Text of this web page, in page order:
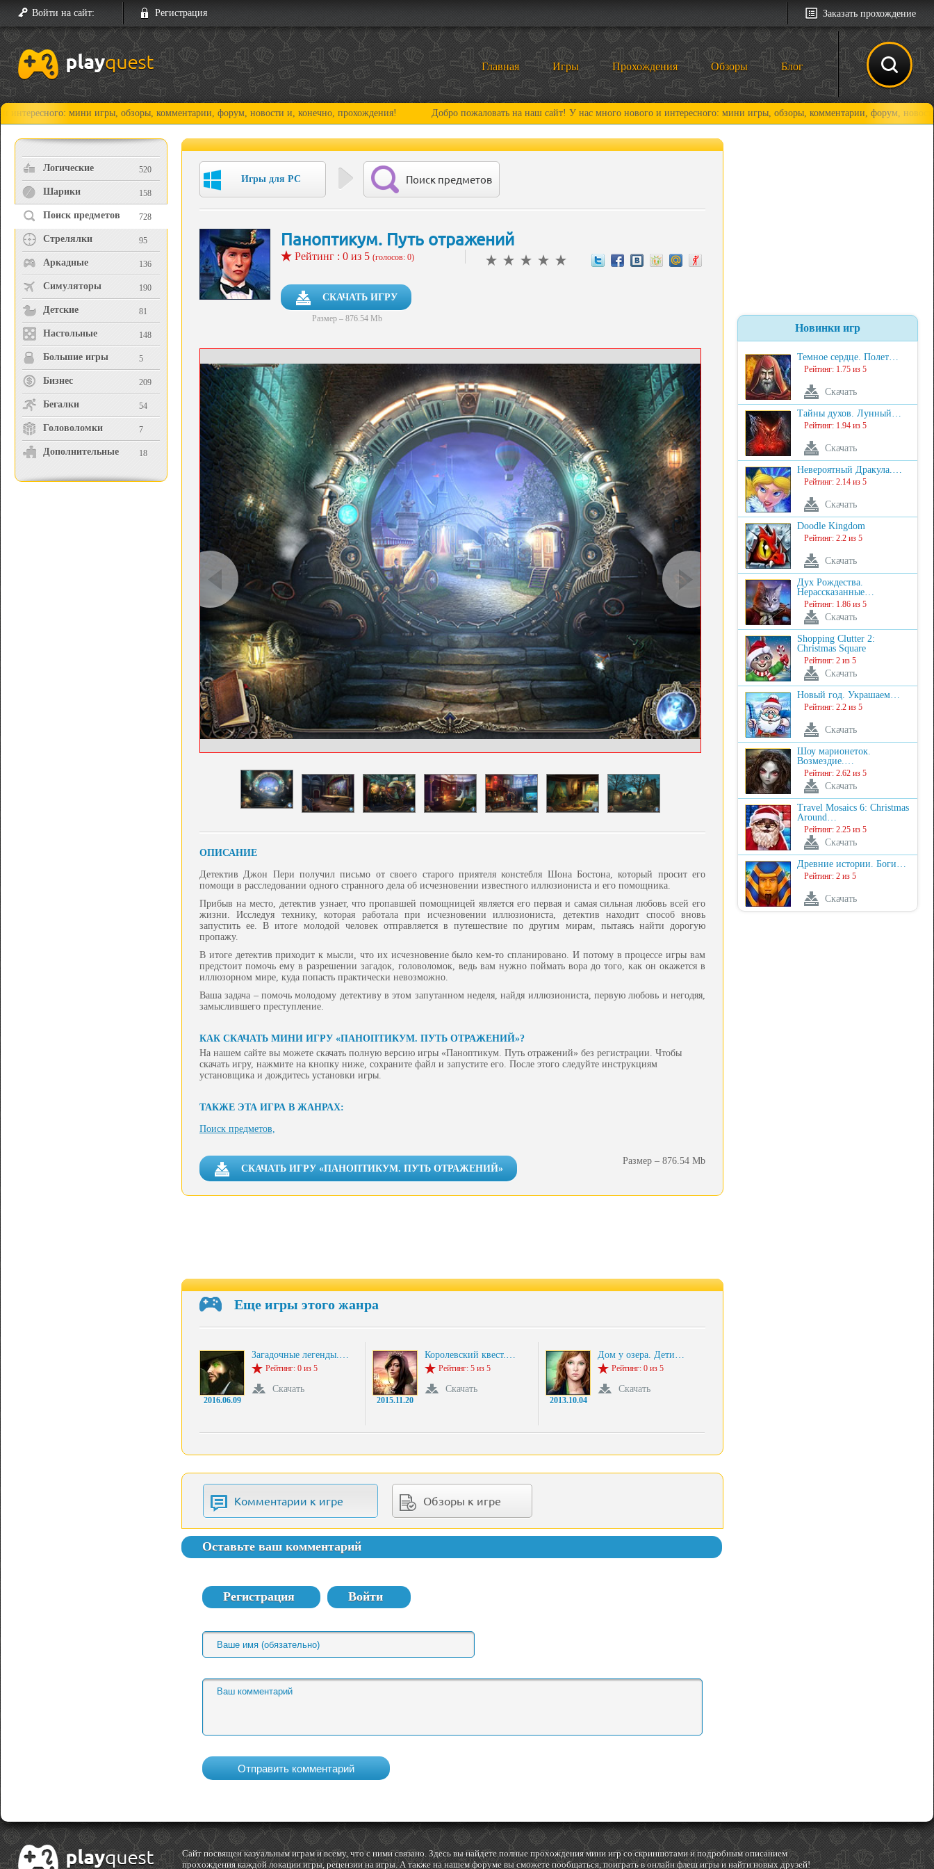
Войти на сайт: Регистрация Заказать прохождение
Главная Игры Прохождения Обзоры Блог
мини игры, обзоры, комментарии, форум, новости и, конечно, прохождения! Добро пожаловать на наш сайт! У нас много нового и интересного: мини игры, обзоры, комментарии, форум, новости и,
Логические 520
Шарики 158
Поиск предметов 728
Стрелялки 95
Аркадные 136
Симуляторы 190
Детские 81
Настольные 148
Большие игры 5
Бизнес 209
Бегалки 54
Головоломки 7
Дополнительные 18
Игры для PC Поиск предметов
Паноптикум. Путь отражений
Рейтинг : 0 из 5 (голосов: 0)
СКАЧАТЬ ИГРУ
Размер – 876.54 Mb
ОПИСАНИЕ
Детектив Джон Пери получил письмо от своего старого приятеля констебля Шона Бостона, который просит его
помощи в расследовании одного странного дела об исчезновении известного иллюзиониста и его помощника.
Прибыв на место, детектив узнает, что пропавшей помощницей является его первая и самая сильная любовь всей его
жизни. Исследуя технику, которая работала при исчезновении иллюзиониста, детектив находит способ вновь
запустить ее. В итоге молодой человек отправляется в путешествие по другим мирам, пытаясь найти дорогую
пропажу.
В итоге детектив приходит к мысли, что их исчезновение было кем-то спланировано. И потому в процессе игры вам
предстоит помочь ему в разрешении загадок, головоломок, ведь вам нужно поймать вора до того, как он окажется в
иллюзорном мире, куда попасть практически невозможно.
Ваша задача – помочь молодому детективу в этом запутанном неделя, найдя иллюзиониста, первую любовь и негодяя,
замыслившего преступление.
КАК СКАЧАТЬ МИНИ ИГРУ «ПАНОПТИКУМ. ПУТЬ ОТРАЖЕНИЙ»?
На нашем сайте вы можете скачать полную версию игры «Паноптикум. Путь отражений» без регистрации. Чтобы
скачать игру, нажмите на кнопку ниже, сохраните файл и запустите его. После этого следуйте инструкциям
установщика и дождитесь установки игры.
ТАКЖЕ ЭТА ИГРА В ЖАНРАХ:
Поиск предметов,
СКАЧАТЬ ИГРУ «ПАНОПТИКУМ. ПУТЬ ОТРАЖЕНИЙ»
Размер – 876.54 Mb
Еще игры этого жанра
2016.06.09
Загадочные легенды.…
Рейтинг: 0 из 5
Скачать
2015.11.20
Королевский квест.…
Рейтинг: 5 из 5
Скачать
2013.10.04
Дом у озера. Дети…
Рейтинг: 0 из 5
Скачать
Комментарии к игре Обзоры к игре
Оставьте ваш комментарий
Регистрация Войти
Новинки игр
Темное сердце. Полет…
Рейтинг: 1.75 из 5
Скачать
Тайны духов. Лунный…
Рейтинг: 1.94 из 5
Скачать
Невероятный Дракула.…
Рейтинг: 2.14 из 5
Скачать
Doodle Kingdom
Рейтинг: 2.2 из 5
Скачать
Дух Рождества.
Нерассказанные…
Рейтинг: 1.86 из 5
Скачать
Shopping Clutter 2:
Christmas Square
Рейтинг: 2 из 5
Скачать
Новый год. Украшаем…
Рейтинг: 2.2 из 5
Скачать
Шоу марионеток.
Возмездие.…
Рейтинг: 2.62 из 5
Скачать
Travel Mosaics 6: Christmas
Around…
Рейтинг: 2.25 из 5
Скачать
Древние истории. Боги…
Рейтинг: 2 из 5
Скачать
Cайт посвящен казуальным играм и всему, что с ними связано. Здесь вы найдете полные прохождения мини игр со скриншотами и подробным описанием
прохождения каждой локации игры, рецензии на игры. А также на нашем форуме вы сможете пообщаться, поиграть в онлайн флеш игры и найти новых друзей!